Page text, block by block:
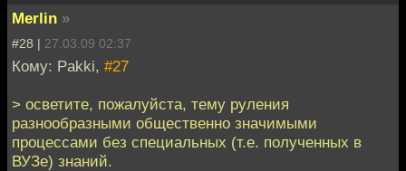
Merlin »
#28 | 27.03.09 02:37
Кому: Pakki, #27
> осветите, пожалуйста, тему руления
разнообразными общественно значимыми
процессами без специальных (т.е. полученных в
ВУЗе) знаний.